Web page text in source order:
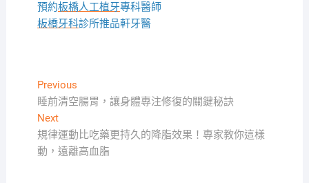
預約板橋人工植牙專科醫師
板橋牙科診所推品軒牙醫
文
章
導
覽
PreviousPrevious
post:
睡前清空腸胃，讓身體專注修復的關鍵秘訣
NextNext
post:
規律運動比吃藥更持久的降脂效果！專家教你這樣
動，遠離高血脂